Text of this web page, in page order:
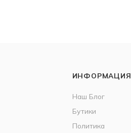
ИНФОРМАЦИЯ
Наш Блог
Бутики
Политика